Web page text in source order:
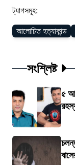
ট্যাগসমূহ:
আলোচিত হত্যাকান্ড
সংশ্লিষ্ট
৫